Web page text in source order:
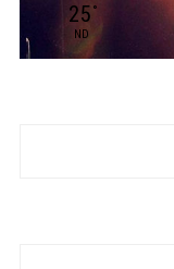
25 °
ND